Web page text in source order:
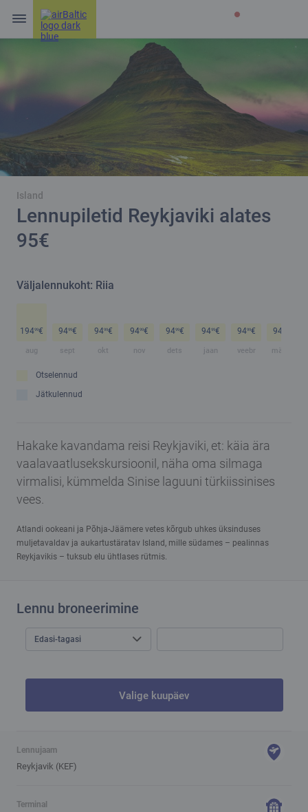
Island
Lennupiletid Reykjaviki alates
95€
Väljalennukoht: Riia
19499€
aug
9499€
sept
9499€
okt
9499€
nov
9499€
dets
9499€
jaan
9499€
veebr
94
märts
Otselennud
Jätkulennud
Hakake kavandama reisi Reykjaviki, et: käia ära
vaalavaatlusekskursioonil, näha oma silmaga
virmalisi, kümmelda Sinise laguuni türkiissinises
vees.
Atlandi ookeani ja Põhja-Jäämere vetes kõrgub uhkes üksinduses
muljetavaldav ja aukartustäratav Island, mille südames – pealinnas
Reykjavikis – tuksub elu ühtlases rütmis.
Lennujaam
Reykjavik (KEF)
Terminal
Lennu broneerimine
Edasi-tagasi
Valige kuupäev